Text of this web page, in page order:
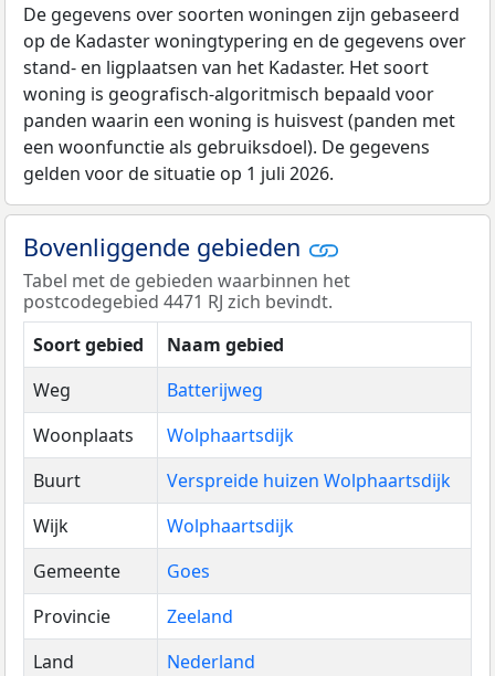
De gegevens over soorten woningen zijn gebaseerd
op de Kadaster woningtypering en de gegevens over
stand- en ligplaatsen van het Kadaster. Het soort
woning is geografisch-algoritmisch bepaald voor
panden waarin een woning is huisvest (panden met
een woonfunctie als gebruiksdoel). De gegevens
gelden voor de situatie op 1 juli 2026.
Bovenliggende gebieden
Tabel met de gebieden waarbinnen het
postcodegebied 4471 RJ zich bevindt.
Soort gebied
Naam gebied
Weg
Batterijweg
Woonplaats
Wolphaartsdijk
Buurt
Verspreide huizen Wolphaartsdijk
Wijk
Wolphaartsdijk
Gemeente
Goes
Provincie
Zeeland
Land
Nederland